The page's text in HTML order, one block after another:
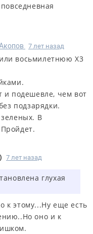
7 лет назад
восьмилетнюю Х3
и подешевле, чем вот
подзарядки.
В
) 7 лет назад
глухая
к этому...Ну еще есть
оно и к